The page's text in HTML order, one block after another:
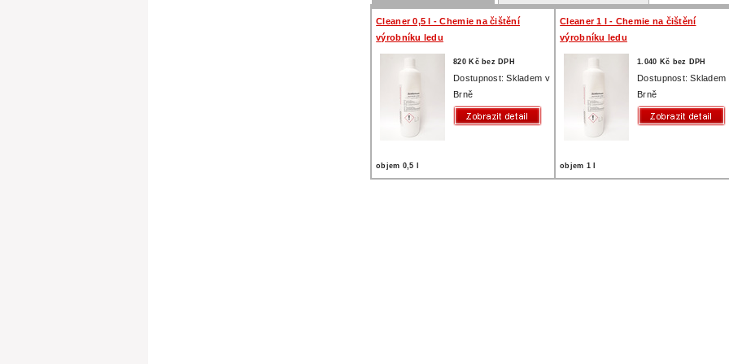
Cleaner 0,5 l - Chemie na čištění
výrobníku ledu
820 Kč bez DPH
Dostupnost: Skladem v
Brně
objem 0,5 l
Cleaner 1 l - Chemie na čištění
výrobníku ledu
1.040 Kč bez DPH
Dostupnost: Skladem
Brně
objem 1 l